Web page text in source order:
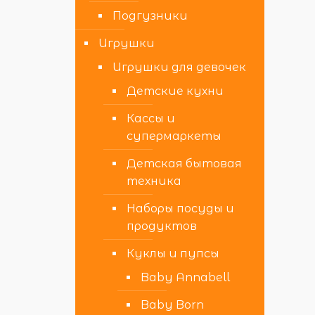
Подгузники
Игрушки
Игрушки для девочек
Детские кухни
Кассы и
супермаркеты
Детская бытовая
техника
Наборы посуды и
продуктов
Куклы и пупсы
Baby Annabell
Baby Born